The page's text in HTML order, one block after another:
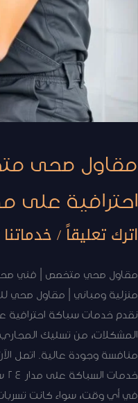
احترافية على مدار 24
اترك تعليقاً/خدماتنا
منزلية ومباني | مقاول صحي
نقدم خدمات سباكة احترافية
المشكلات، من تسليك
في أي وقت، سواء كانت